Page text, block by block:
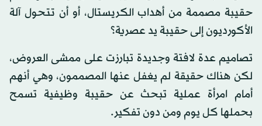
حقيبة مصممة من أهداب الكريستال، أو أن تتحول آلة
الأكورديون إلى حقيبة يد عصرية؟
تصاميم عدة لافتة وجديدة تبارزت على ممشى العروض،
لكن هناك حقيقة لم يغفل عنها المصممون، وهي أنهم
أمام امرأة عملية تبحث عن حقيبة وظيفية تسمح
بحملها كل يوم ومن دون تفكير.